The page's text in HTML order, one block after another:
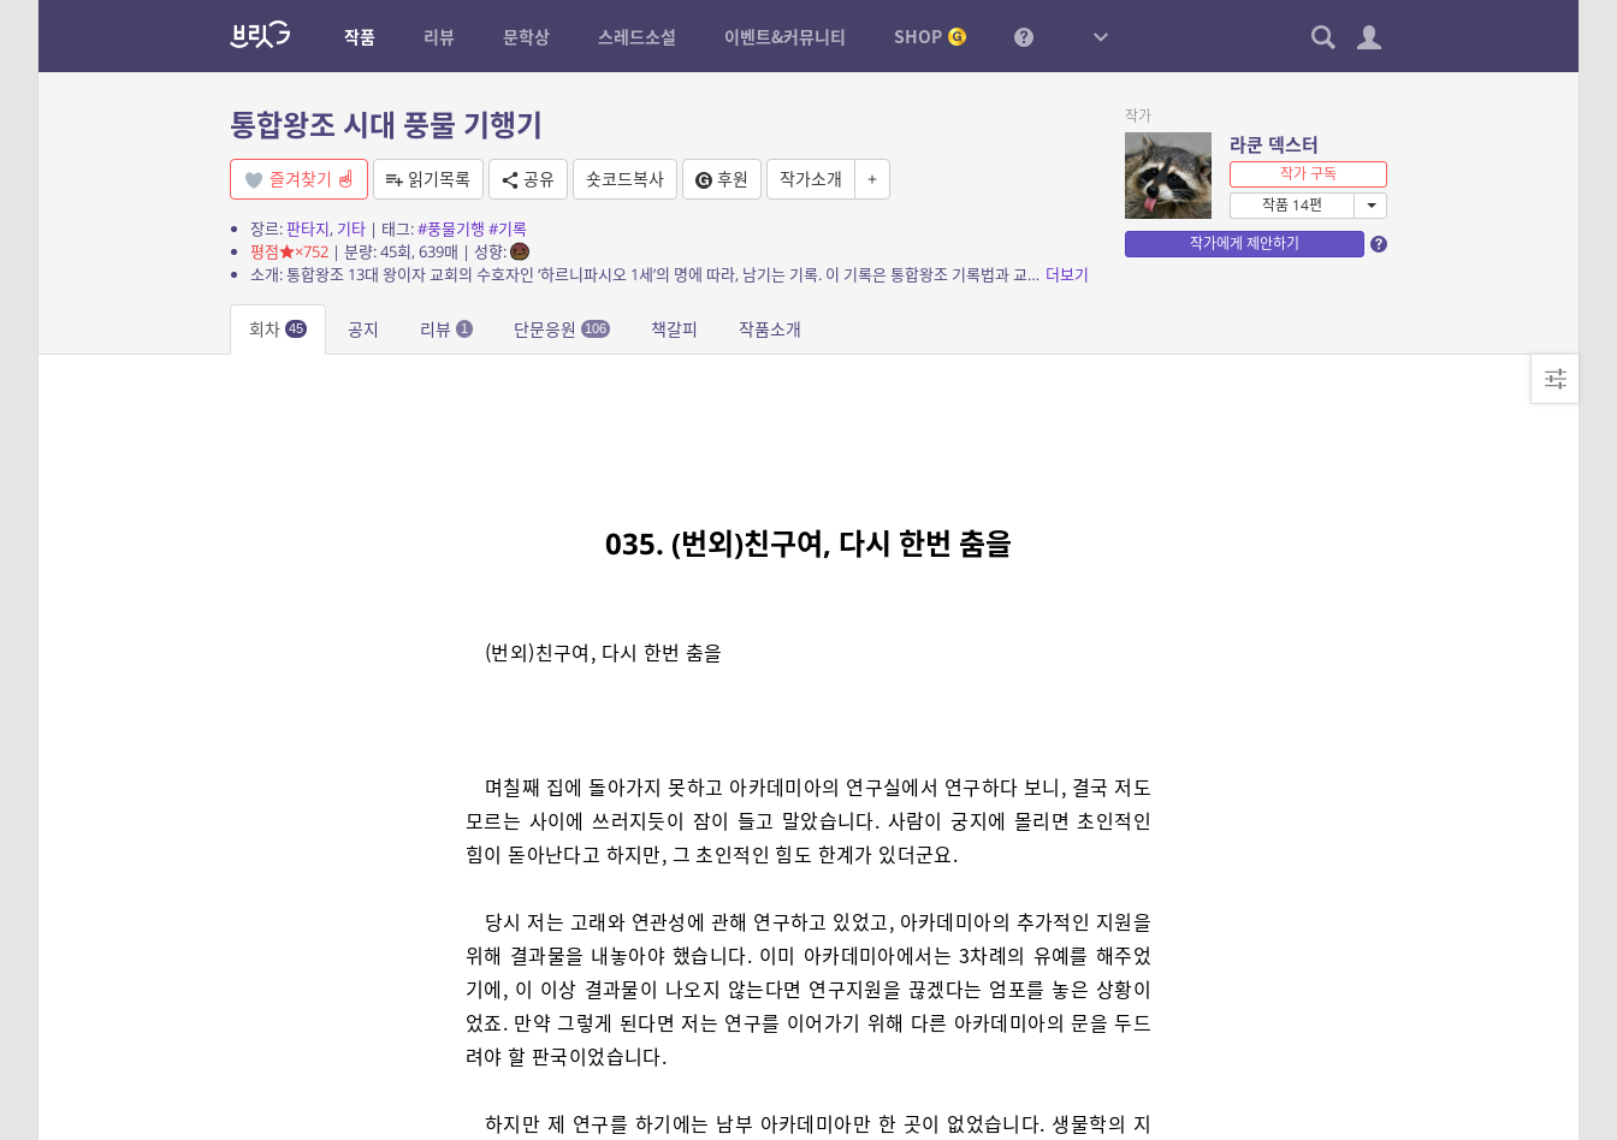
작품 리뷰 문학상 스레드소설 이벤트&커뮤니티 SHOP
통합왕조 시대 풍물 기행기
즐겨찾기 읽기목록 공유 숏코드복사 후원 작가소개 +
장르:판타지, 기타| 태그:#풍물기행 #기록
평점
×752| 분량: 45회, 639매 | 성향:
소개: 통합왕조 13대 왕이자 교회의 수호자인 ‘하르니파시오 1세’의 명에 따라, 남기는 기록. 이 기록은 통합왕조 기록법과 교회법에 따라 보호받는다. 그러니 두려워 말고 모든 것을 진실... 더보기
작가
라쿤 덱스터
작가 구독
작품 14편
작가에게 제안하기
회차 45 공지 리뷰 1 단문응원 106 책갈피 작품소개
035. (번외)친구여, 다시 한번 춤을
(번외)친구여, 다시 한번 춤을
며칠째 집에 돌아가지 못하고 아카데미아의 연구실에서 연구하다 보니, 결국 저도
모르는 사이에 쓰러지듯이 잠이 들고 말았습니다. 사람이 궁지에 몰리면 초인적인
힘이 돋아난다고 하지만, 그 초인적인 힘도 한계가 있더군요.
당시 저는 고래와 연관성에 관해 연구하고 있었고, 아카데미아의 추가적인 지원을
위해 결과물을 내놓아야 했습니다. 이미 아카데미아에서는 3차례의 유예를 해주었
기에, 이 이상 결과물이 나오지 않는다면 연구지원을 끊겠다는 엄포를 놓은 상황이
었죠. 만약 그렇게 된다면 저는 연구를 이어가기 위해 다른 아카데미아의 문을 두드
려야 할 판국이었습니다.
하지만 제 연구를 하기에는 남부 아카데미아만 한 곳이 없었습니다. 생물학의 지